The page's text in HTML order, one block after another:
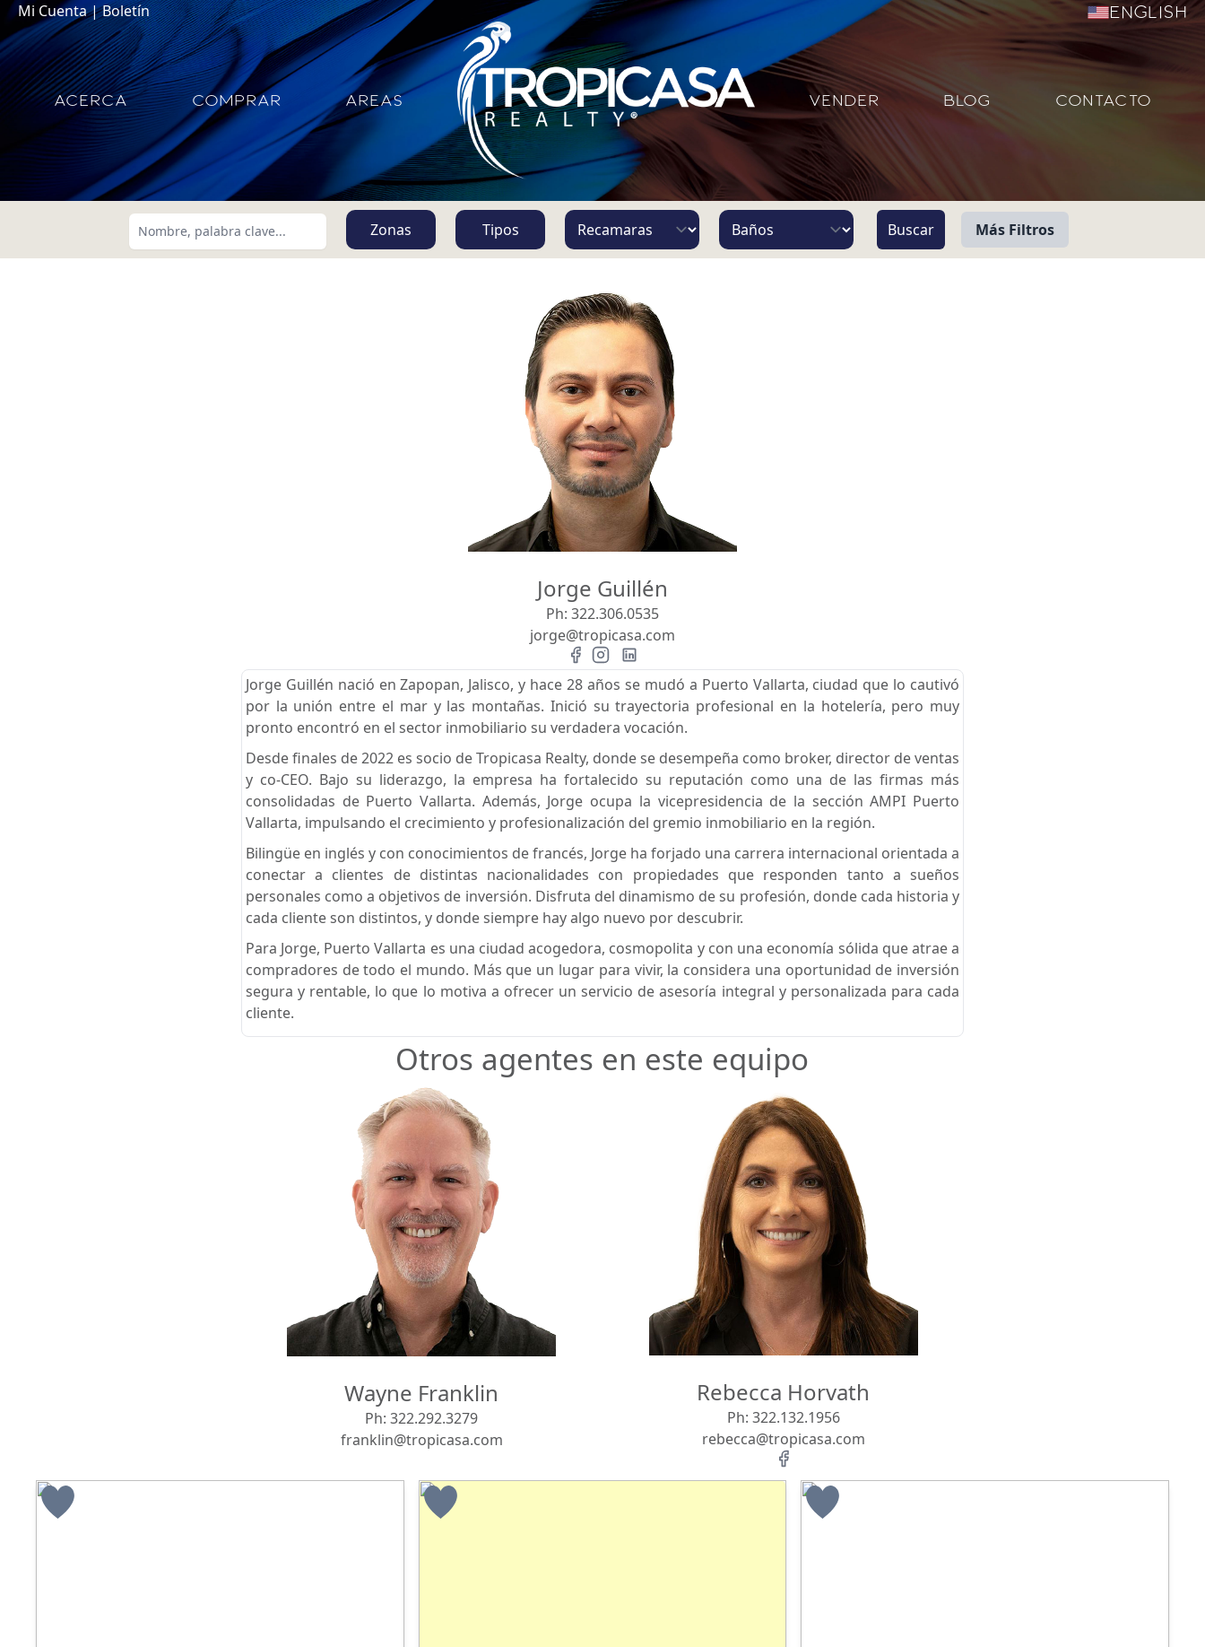
Mi Cuenta|Boletín English
ACERCA COMPRAR AREAS VENDER BLOG CONTACTO
Zonas Tipos Más Filtros
Jorge Guillén
Ph: 322.306.0535
jorge@tropicasa.com
Jorge Guillén nació en Zapopan, Jalisco, y hace 28 años se mudó a Puerto Vallarta, ciudad que lo cautivó
por la unión entre el mar y las montañas. Inició su trayectoria profesional en la hotelería, pero muy
pronto encontró en el sector inmobiliario su verdadera vocación.
Desde finales de 2022 es socio de Tropicasa Realty, donde se desempeña como broker, director de ventas
y co-CEO. Bajo su liderazgo, la empresa ha fortalecido su reputación como una de las firmas más
consolidadas de Puerto Vallarta. Además, Jorge ocupa la vicepresidencia de la sección AMPI Puerto
Vallarta, impulsando el crecimiento y profesionalización del gremio inmobiliario en la región.
Bilingüe en inglés y con conocimientos de francés, Jorge ha forjado una carrera internacional orientada a
conectar a clientes de distintas nacionalidades con propiedades que responden tanto a sueños
personales como a objetivos de inversión. Disfruta del dinamismo de su profesión, donde cada historia y
cada cliente son distintos, y donde siempre hay algo nuevo por descubrir.
Para Jorge, Puerto Vallarta es una ciudad acogedora, cosmopolita y con una economía sólida que atrae a
compradores de todo el mundo. Más que un lugar para vivir, la considera una oportunidad de inversión
segura y rentable, lo que lo motiva a ofrecer un servicio de asesoría integral y personalizada para cada
cliente.
Otros agentes en este equipo
Wayne Franklin
Ph:322.292.3279
franklin@tropicasa.com
Rebecca Horvath
Ph: 322.132.1956
rebecca@tropicasa.com